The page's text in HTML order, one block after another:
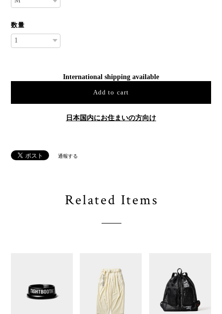
数量
International shipping available
Add to cart
日本国内にお住まいの方向け
通報する
Related Items